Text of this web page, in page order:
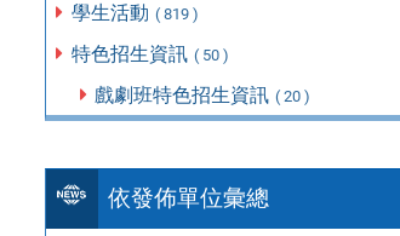
學生活動 ( 819 )
特色招生資訊 ( 50 )
戲劇班特色招生資訊 ( 20 )
依發佈單位彙總